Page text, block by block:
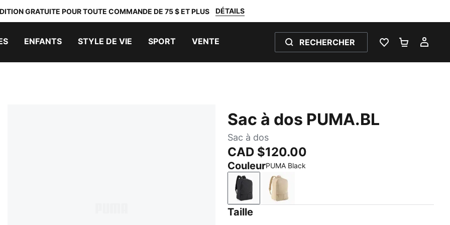
GRATUITE POUR TOUTE COMMANDE DE 75 $ ET PLUS DÉTAILS
ENFANTS STYLE DE VIE SPORT VENTE RECHERCHER
LISTE DEPANIER 0
Sac à dos PUMA.BL
Sac à dos
CAD $120.00
CouleurPUMA Black
PUMA BlackToasted Almond
Taille